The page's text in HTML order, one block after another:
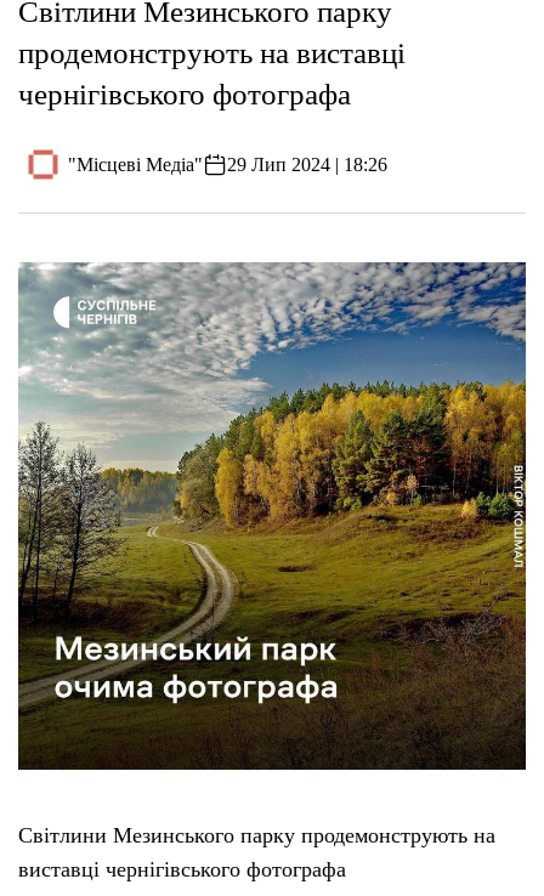
Світлини Мезинського парку
продемонструють на виставці
чернігівського фотографа
"Місцеві Медіа" 29 Лип 2024 | 18:26
Світлини Мезинського парку продемонструють на
виставці чернігівського фотографа